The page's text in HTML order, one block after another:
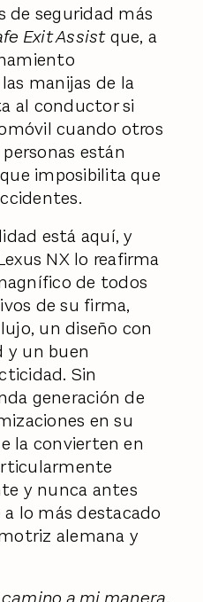
de seguridad más
Exit Assistque, a
manijas de la
al conductor si
cuando otros
están
imposibilita que
está aquí, y
NX lo reafirma
de todos
de su firma,
un diseño con
y un buen
Sin
generación de
en su
la convierten en
y nunca antes
lo más destacado
alemana y